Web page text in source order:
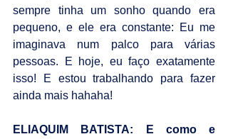
sempre tinha um sonho quando era
pequeno, e ele era constante: Eu me
imaginava num palco para várias
pessoas. E hoje, eu faço exatamente
isso! E estou trabalhando para fazer
ainda mais hahaha!
ELIAQUIM BATISTA: E como e